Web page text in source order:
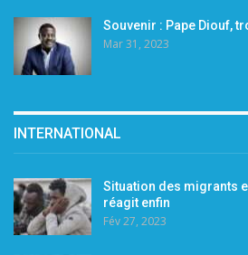
Souvenir : Pape Diouf,
Mar 31, 2023
INTERNATIONAL
Situation des migrants
réagit enfin
Fév 27, 2023